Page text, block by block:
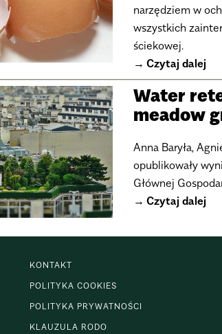
narzędziem w
wszystkich
ściekowej.
Czytaj dalej
Water
meadow
Anna Baryła,
opublikowały
Głównej
Czytaj dalej
KONTAKT
POLITYKA COOKIES
POLITYKA PRYWATNOŚCI
KLAUZULA RODO